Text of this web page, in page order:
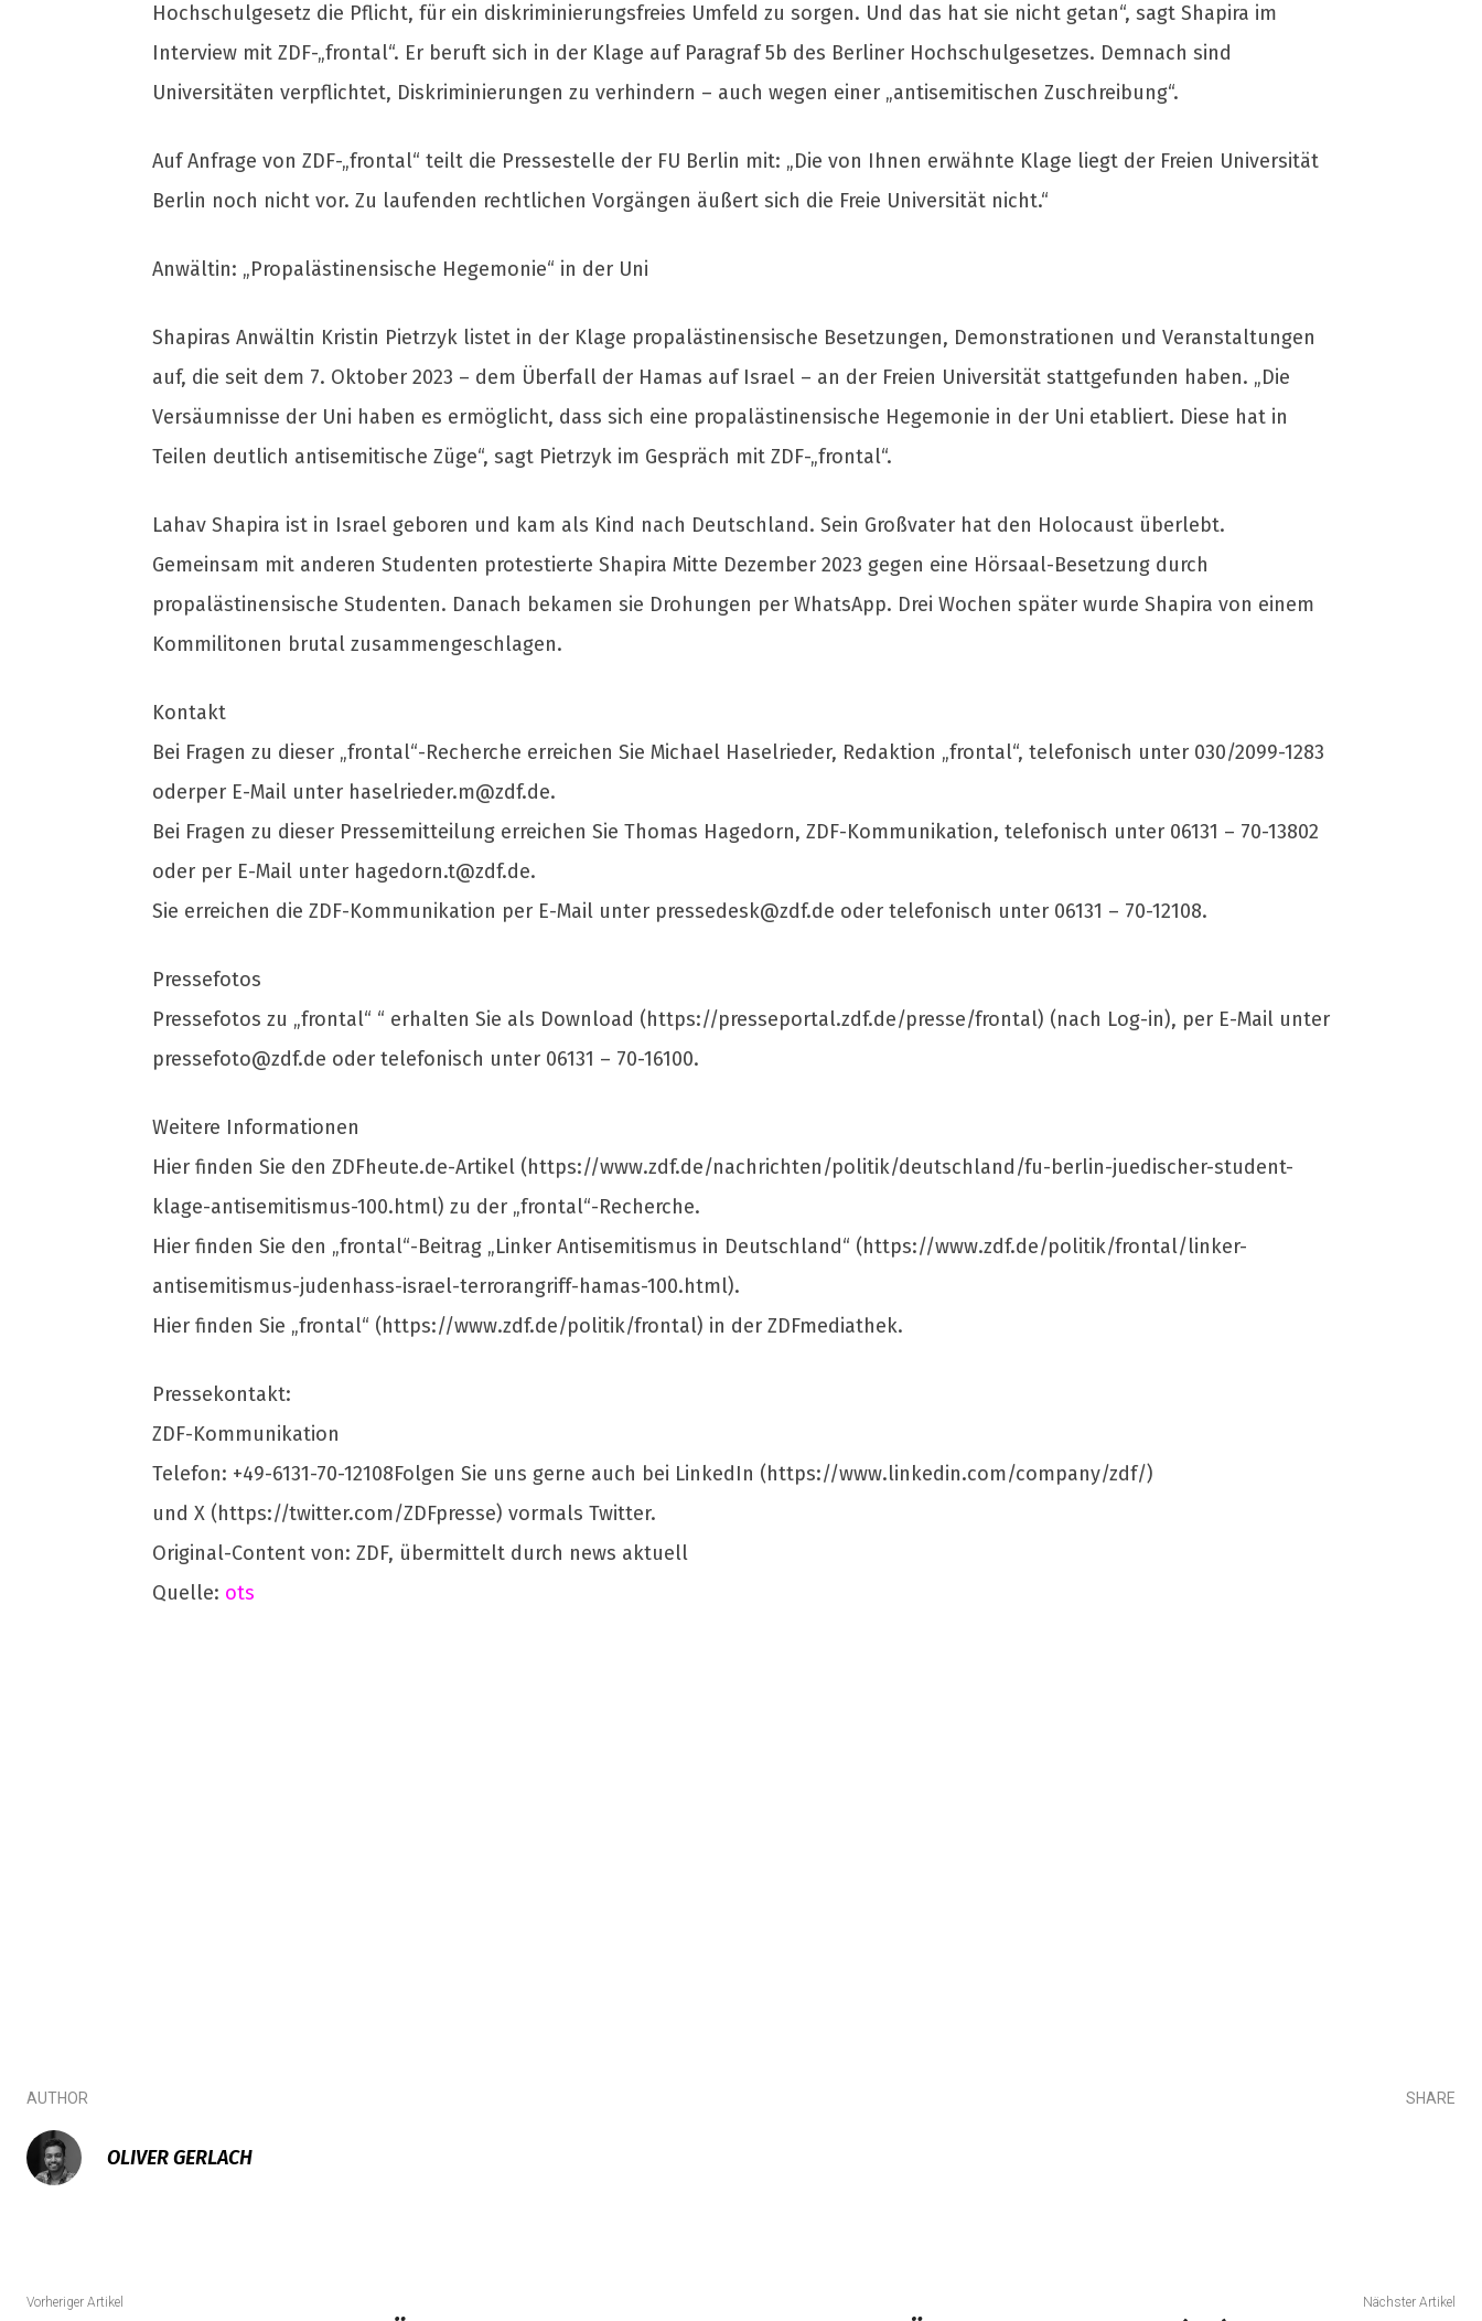
Hochschulgesetz die Pflicht, für ein diskriminierungsfreies Umfeld zu sorgen. Und das hat sie nicht getan“, sagt Shapira im
Interview mit ZDF-„frontal“. Er beruft sich in der Klage auf Paragraf 5b des Berliner Hochschulgesetzes. Demnach sind
Universitäten verpflichtet, Diskriminierungen zu verhindern – auch wegen einer „antisemitischen Zuschreibung“.
Auf Anfrage von ZDF-„frontal“ teilt die Pressestelle der FU Berlin mit: „Die von Ihnen erwähnte Klage liegt der Freien Universität
Berlin noch nicht vor. Zu laufenden rechtlichen Vorgängen äußert sich die Freie Universität nicht.“
Anwältin: „Propalästinensische Hegemonie“ in der Uni
Shapiras Anwältin Kristin Pietrzyk listet in der Klage propalästinensische Besetzungen, Demonstrationen und Veranstaltungen
auf, die seit dem 7. Oktober 2023 – dem Überfall der Hamas auf Israel – an der Freien Universität stattgefunden haben. „Die
Versäumnisse der Uni haben es ermöglicht, dass sich eine propalästinensische Hegemonie in der Uni etabliert. Diese hat in
Teilen deutlich antisemitische Züge“, sagt Pietrzyk im Gespräch mit ZDF-„frontal“.
Lahav Shapira ist in Israel geboren und kam als Kind nach Deutschland. Sein Großvater hat den Holocaust überlebt.
Gemeinsam mit anderen Studenten protestierte Shapira Mitte Dezember 2023 gegen eine Hörsaal-Besetzung durch
propalästinensische Studenten. Danach bekamen sie Drohungen per WhatsApp. Drei Wochen später wurde Shapira von einem
Kommilitonen brutal zusammengeschlagen.
Kontakt
Bei Fragen zu dieser „frontal“-Recherche erreichen Sie Michael Haselrieder, Redaktion „frontal“, telefonisch unter 030/2099-1283
oderper E-Mail unter haselrieder.m@zdf.de.
Bei Fragen zu dieser Pressemitteilung erreichen Sie Thomas Hagedorn, ZDF-Kommunikation, telefonisch unter 06131 – 70-13802
oder per E-Mail unter hagedorn.t@zdf.de.
Sie erreichen die ZDF-Kommunikation per E-Mail unter pressedesk@zdf.de oder telefonisch unter 06131 – 70-12108.
Pressefotos
Pressefotos zu „frontal“ “ erhalten Sie als Download (https://presseportal.zdf.de/presse/frontal) (nach Log-in), per E-Mail unter
pressefoto@zdf.de oder telefonisch unter 06131 – 70-16100.
Weitere Informationen
Hier finden Sie den ZDFheute.de-Artikel (https://www.zdf.de/nachrichten/politik/deutschland/fu-berlin-juedischer-student-
klage-antisemitismus-100.html) zu der „frontal“-Recherche.
Hier finden Sie den „frontal“-Beitrag „Linker Antisemitismus in Deutschland“ (https://www.zdf.de/politik/frontal/linker-
antisemitismus-judenhass-israel-terrorangriff-hamas-100.html).
Hier finden Sie „frontal“ (https://www.zdf.de/politik/frontal) in der ZDFmediathek.
Pressekontakt:
ZDF-Kommunikation
Telefon: +49-6131-70-12108Folgen Sie uns gerne auch bei LinkedIn (https://www.linkedin.com/company/zdf/)
und X (https://twitter.com/ZDFpresse) vormals Twitter.
Original-Content von: ZDF, übermittelt durch news aktuell
Quelle: ots
AUTHOR
OLIVER GERLACH
SHARE
Vorheriger Artikel Nächster Artikel